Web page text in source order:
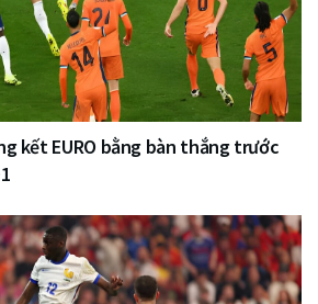
kết EURO bằng bàn thắng trước